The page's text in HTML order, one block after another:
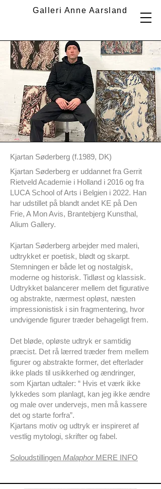
Galleri Anne Aarsland
Kjartan Søderberg (f.1989, DK)
Kjartan Søderberg er uddannet fra Gerrit
Rietveld Academie i Holland i 2016 og fra
LUCA School of Arts i Belgien i 2022. Han
har udstillet på blandt andet KE på Den
Frie, A Mon Avis, Brantebjerg Kunsthal,
Alium Gallery.
Kjartan Søderberg arbejder med maleri,
udtrykket er poetisk, blødt og skarpt.
Stemningen er både let og nostalgisk,
moderne og historisk. Tidløst og klassisk.
Udtrykket balancerer mellem det figurative
og abstrakte, nærmest opløst, næsten
impressionistisk i sin fragmentering, hvor
undvigende figurer træder behageligt frem.
Det bløde, opløste udtryk er samtidig
præcist. Det rå lærred træder frem mellem
figurer og abstrakte former, det efterlader
ikke plads til usikkerhed og ændringer,
som Kjartan udtaler: “ Hvis et værk ikke
lykkedes som planlagt, kan jeg ikke ændre
og male over undervejs, men må kassere
det og starte forfra”.
Kjartans motiv og udtryk er inspireret af
vestlig mytologi, skrifter og fabel.
Soloudstillingen Malaphor MERE INFO